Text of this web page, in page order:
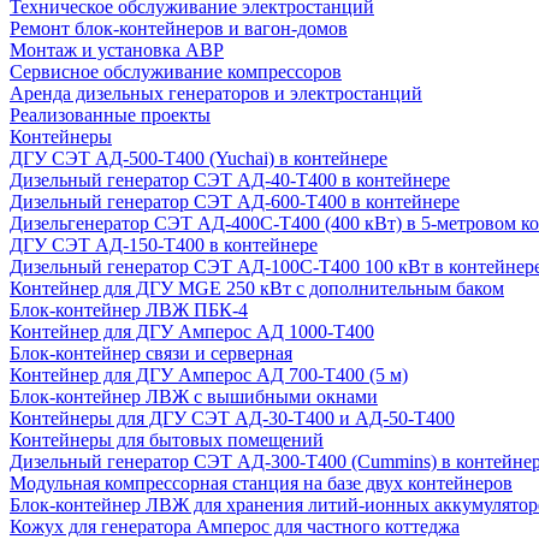
Техническое обслуживание электростанций
Ремонт блок-контейнеров и вагон-домов
Монтаж и установка АВР
Сервисное обслуживание компрессоров
Аренда дизельных генераторов и электростанций
Реализованные проекты
Контейнеры
ДГУ СЭТ АД-500-Т400 (Yuchai) в контейнере
Дизельный генератор СЭТ АД-40-Т400 в контейнере
Дизельный генератор СЭТ АД-600-Т400 в контейнере
Дизельгенератор СЭТ АД-400С-Т400 (400 кВт) в 5-метровом
ДГУ СЭТ АД-150-Т400 в контейнере
Дизельный генератор СЭТ АД-100С-Т400 100 кВт в
Контейнер для ДГУ MGE 250 кВт с дополнительным баком
Блок-контейнер ЛВЖ ПБК-4
Контейнер для ДГУ Амперос АД 1000-Т400
Блок-контейнер связи и серверная
Контейнер для ДГУ Амперос АД 700-Т400 (5 м)
Блок-контейнер ЛВЖ с вышибными окнами
Контейнеры для ДГУ СЭТ АД-30-Т400 и АД-50-Т400
Контейнеры для бытовых помещений
Дизельный генератор СЭТ АД-300-Т400 (Cummins) в
Модульная компрессорная станция на базе двух контейнеров
Блок-контейнер ЛВЖ для хранения литий-ионных
Кожух для генератора Амперос для частного коттеджа